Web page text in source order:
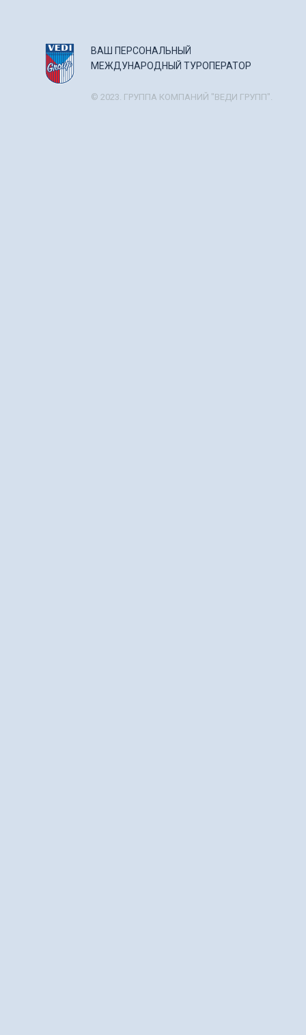
ВАШ ПЕРСОНАЛЬНЫЙ
МЕЖДУНАРОДНЫЙ ТУРОПЕРАТОР
© 2023. ГРУППА КОМПАНИЙ "ВЕДИ ГРУПП".